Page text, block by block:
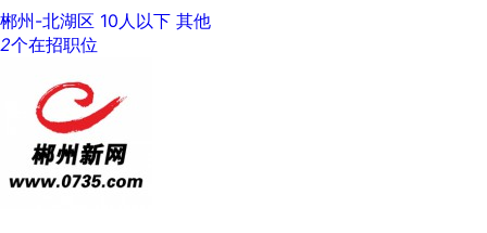
郴州-北湖区 10人以下 其他
2个在招职位